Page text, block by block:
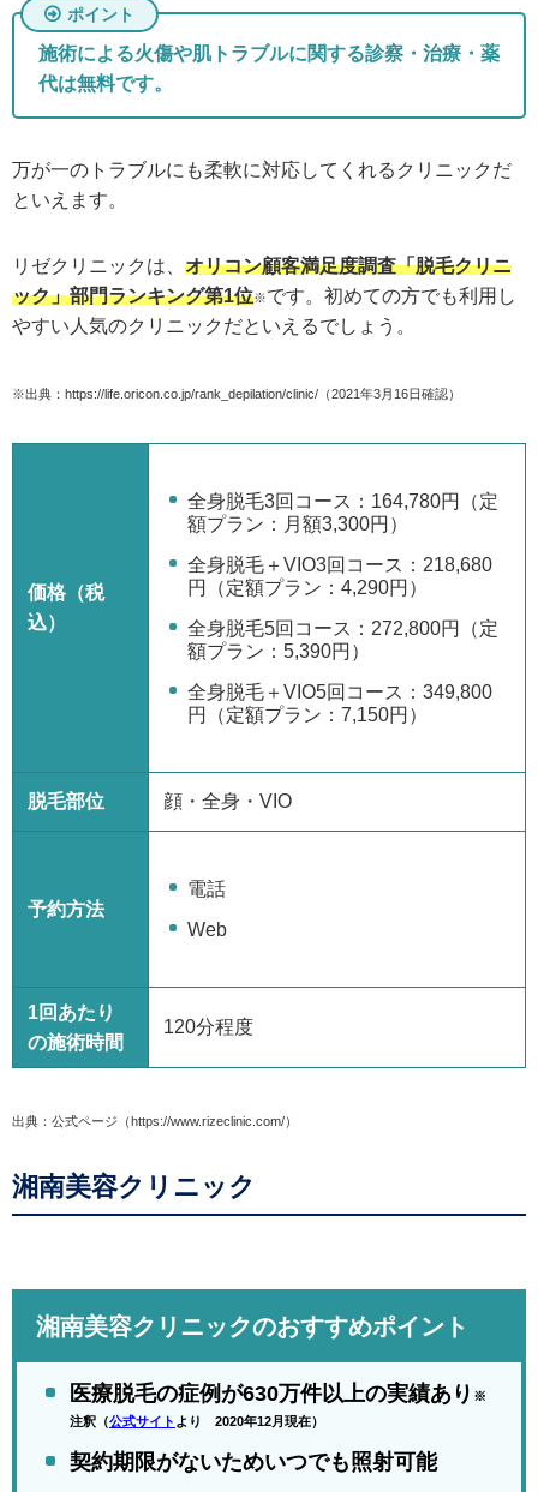
施術による火傷や肌トラブルに関する診察・治療・薬
代は無料です。
万が一のトラブルにも柔軟に対応してくれるクリニックだ
といえます。
リゼクリニックは、 オリコン顧客満足度調査「脱毛クリニ
ック」部門ランキング第1位※です
初めての方でも利用し
やすい人気のクリニックだといえるでしょう。
※出典：https://life.oricon.co.jp/rank_depilation/clinic/（2021年3月16日確認）
価格（税
込）
全身脱毛3回コース：164,780円（定
額プラン：月額3,300円）
全身脱毛＋VIO3回コース：218,680
円（定額プラン：4,290円）
全身脱毛5回コース：272,800円（定
額プラン：5,390円）
全身脱毛＋VIO5回コース：349,800
円（定額プラン：7,150円）
脱毛部位 顔・全身・VIO
予約方法
電話
Web
1回あたり
の施術時間
120分程度
出典：公式ページ（https://www.rizeclinic.com/）
湘南美容クリニック
湘南美容クリニックのおすすめポイント
医療脱毛の症例が630万件以上の実績あり ※
注釈（公式サイト より 2020年12月現在）
契約期限がないためいつでも照射可能